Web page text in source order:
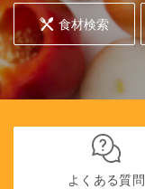
食材検索
よくある質問